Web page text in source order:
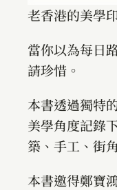
老香港的美學
當你以為每日
請珍惜。
本書透過獨特
美學角度記錄
築、手工、街
本書邀得鄭寶